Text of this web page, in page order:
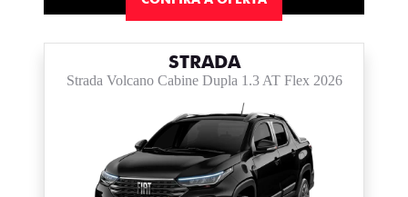
STRADA
Strada Volcano Cabine Dupla 1.3 AT Flex 2026